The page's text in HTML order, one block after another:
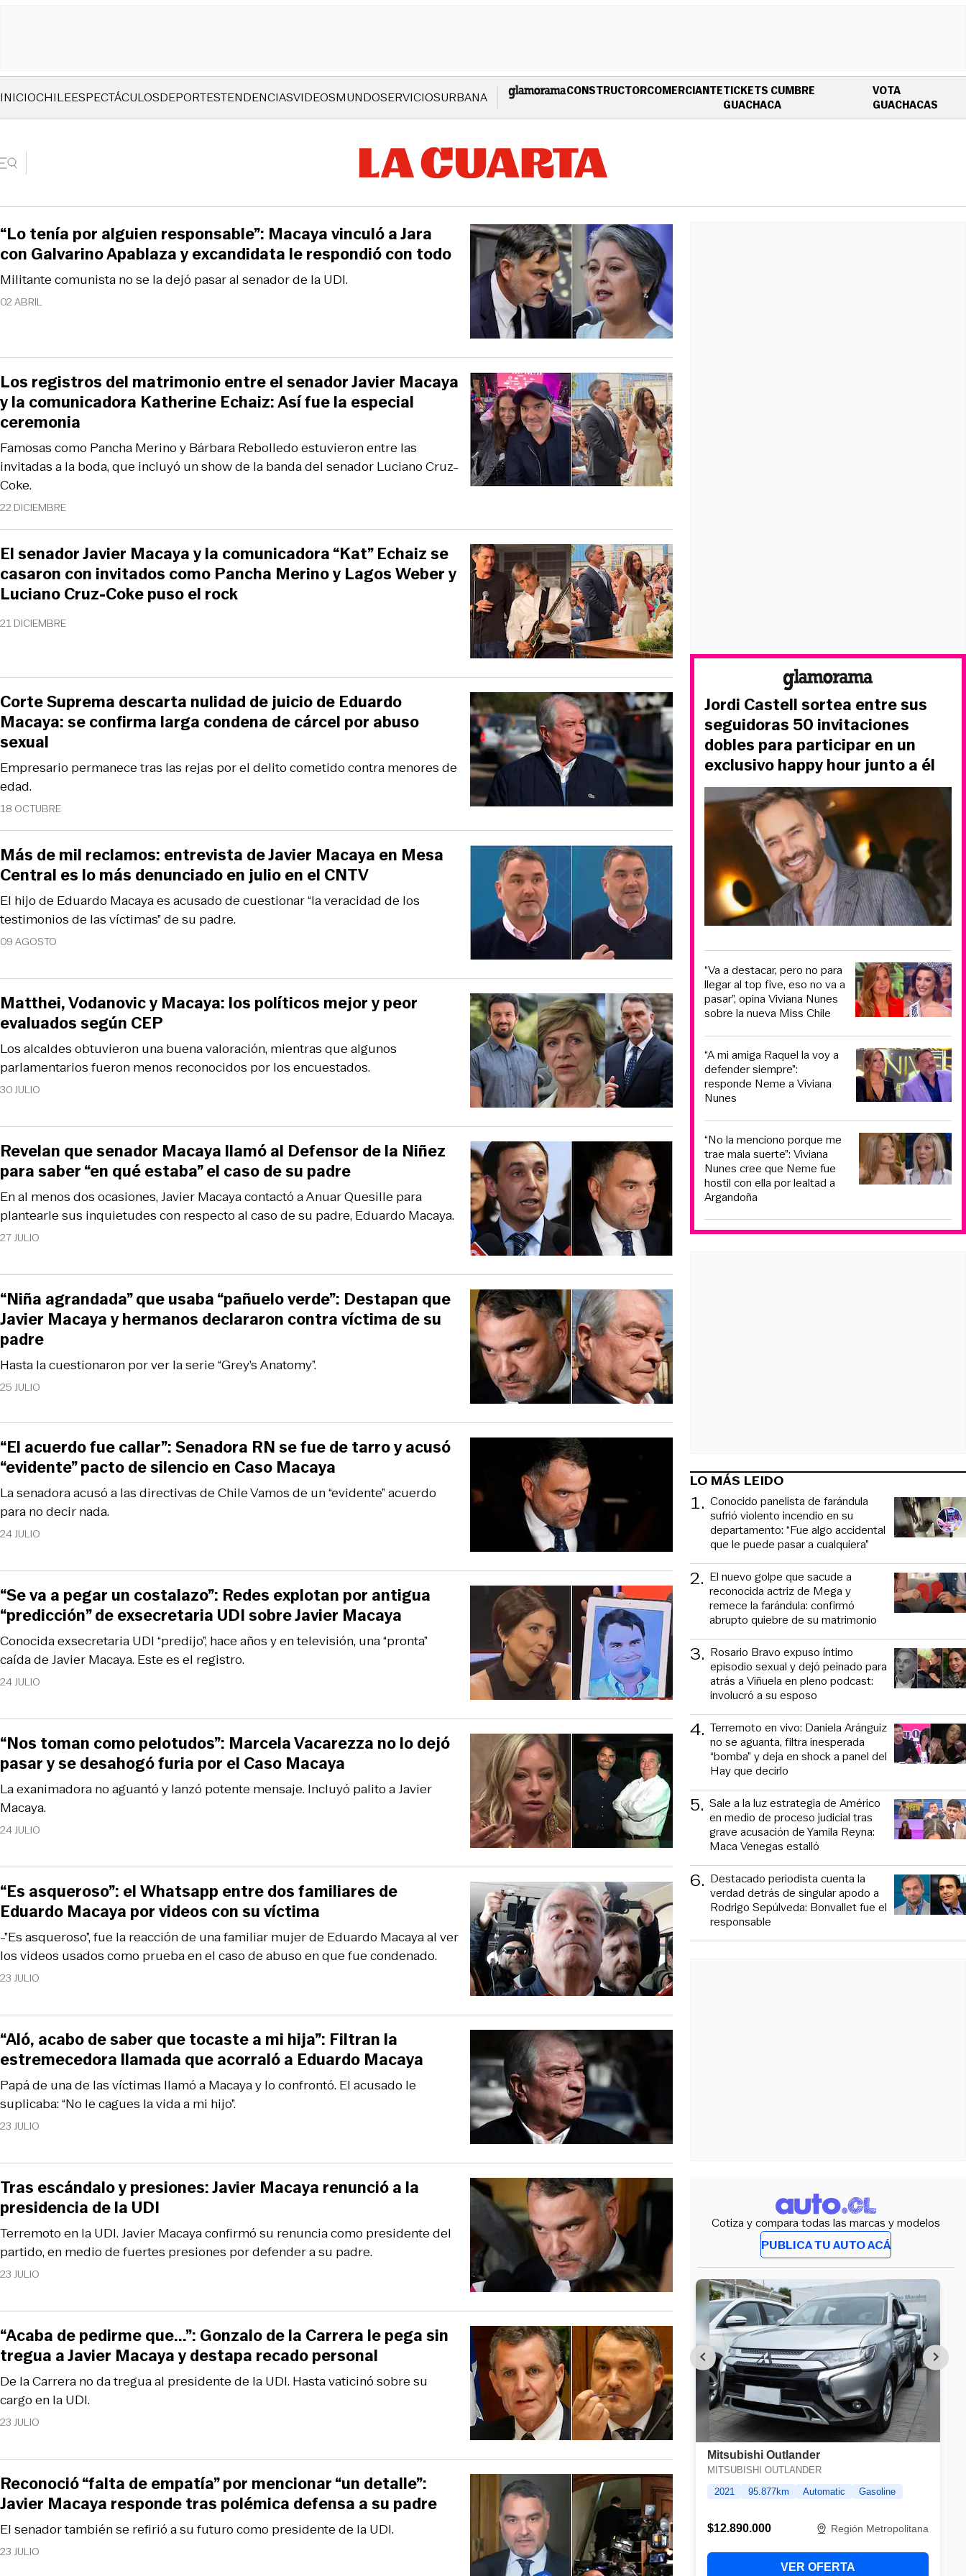
INICIOCHILEESPECTÁCULOSDEPORTESTENDENCIASVIDEOSMUNDOSERVICIOSURBANA CONSTRUCTORCOMERCIANTETICKETS CUMBRE
GUACHACAOPENS IN NEW WINDOW
VOTA
GUACHACAS
02 ABRIL
Militante comunista no se la dejó pasar al senador de la UDI.
“Lo tenía por alguien responsable”: Macaya vinculó a Jara
con Galvarino Apablaza y excandidata le respondió con todo
22 DICIEMBRE
Famosas como Pancha Merino y Bárbara Rebolledo estuvieron entre las
invitadas a la boda, que incluyó un show de la banda del senador Luciano Cruz-
Coke.
Los registros del matrimonio entre el senador Javier Macaya
y la comunicadora Katherine Echaiz: Así fue la especial
ceremonia
21 DICIEMBRE
El senador Javier Macaya y la comunicadora “Kat” Echaiz se
casaron con invitados como Pancha Merino y Lagos Weber y
Luciano Cruz-Coke puso el rock
18 OCTUBRE
Empresario permanece tras las rejas por el delito cometido contra menores de
edad.
Corte Suprema descarta nulidad de juicio de Eduardo
Macaya: se confirma larga condena de cárcel por abuso
sexual
09 AGOSTO
El hijo de Eduardo Macaya es acusado de cuestionar “la veracidad de los
testimonios de las víctimas” de su padre.
Más de mil reclamos: entrevista de Javier Macaya en Mesa
Central es lo más denunciado en julio en el CNTV
30 JULIO
Los alcaldes obtuvieron una buena valoración, mientras que algunos
parlamentarios fueron menos reconocidos por los encuestados.
Matthei, Vodanovic y Macaya: los políticos mejor y peor
evaluados según CEP
27 JULIO
En al menos dos ocasiones, Javier Macaya contactó a Anuar Quesille para
plantearle sus inquietudes con respecto al caso de su padre, Eduardo Macaya.
Revelan que senador Macaya llamó al Defensor de la Niñez
para saber “en qué estaba” el caso de su padre
25 JULIO
Hasta la cuestionaron por ver la serie “Grey’s Anatomy”.
“Niña agrandada” que usaba “pañuelo verde”: Destapan que
Javier Macaya y hermanos declararon contra víctima de su
padre
24 JULIO
La senadora acusó a las directivas de Chile Vamos de un “evidente” acuerdo
para no decir nada.
“El acuerdo fue callar”: Senadora RN se fue de tarro y acusó
“evidente” pacto de silencio en Caso Macaya
24 JULIO
Conocida exsecretaria UDI “predijo”, hace años y en televisión, una “pronta”
caída de Javier Macaya. Este es el registro.
“Se va a pegar un costalazo”: Redes explotan por antigua
“predicción” de exsecretaria UDI sobre Javier Macaya
24 JULIO
La exanimadora no aguantó y lanzó potente mensaje. Incluyó palito a Javier
Macaya.
“Nos toman como pelotudos”: Marcela Vacarezza no lo dejó
pasar y se desahogó furia por el Caso Macaya
23 JULIO
-”Es asqueroso”, fue la reacción de una familiar mujer de Eduardo Macaya al ver
los videos usados como prueba en el caso de abuso en que fue condenado.
“Es asqueroso”: el Whatsapp entre dos familiares de
Eduardo Macaya por videos con su víctima
23 JULIO
Papá de una de las víctimas llamó a Macaya y lo confrontó. El acusado le
suplicaba: “No le cagues la vida a mi hijo”.
“Aló, acabo de saber que tocaste a mi hija”: Filtran la
estremecedora llamada que acorraló a Eduardo Macaya
23 JULIO
Terremoto en la UDI. Javier Macaya confirmó su renuncia como presidente del
partido, en medio de fuertes presiones por defender a su padre.
Tras escándalo y presiones: Javier Macaya renunció a la
presidencia de la UDI
23 JULIO
De la Carrera no da tregua al presidente de la UDI. Hasta vaticinó sobre su
cargo en la UDI.
“Acaba de pedirme que...”: Gonzalo de la Carrera le pega sin
tregua a Javier Macaya y destapa recado personal
23 JULIO
El senador también se refirió a su futuro como presidente de la UDI.
Reconoció “falta de empatía” por mencionar “un detalle”:
Javier Macaya responde tras polémica defensa a su padre
Jordi Castell sortea entre sus
seguidoras 50 invitaciones
dobles para participar en un
exclusivo happy hour junto a él
“Va a destacar, pero no para
llegar al top five, eso no va a
pasar”, opina Viviana Nunes
sobre la nueva Miss Chile
“A mi amiga Raquel la voy a
defender siempre”:
responde Neme a Viviana
Nunes
“No la menciono porque me
trae mala suerte”: Viviana
Nunes cree que Neme fue
hostil con ella por lealtad a
Argandoña
LO MÁS LEIDO
1. Conocido panelista de farándula
sufrió violento incendio en su
departamento: “Fue algo accidental
que le puede pasar a cualquiera”
2. El nuevo golpe que sacude a
reconocida actriz de Mega y
remece la farándula: confirmó
abrupto quiebre de su matrimonio
3. Rosario Bravo expuso íntimo
episodio sexual y dejó peinado para
atrás a Viñuela en pleno podcast:
involucró a su esposo
4. Terremoto en vivo: Daniela Aránguiz
no se aguanta, filtra inesperada
“bomba” y deja en shock a panel del
Hay que decirlo
5. Sale a la luz estrategia de Américo
en medio de proceso judicial tras
grave acusación de Yamila Reyna:
Maca Venegas estalló
6. Destacado periodista cuenta la
verdad detrás de singular apodo a
Rodrigo Sepúlveda: Bonvallet fue el
responsable
Cotiza y compara todas las marcas y modelos
PUBLICA TU AUTO ACÁ